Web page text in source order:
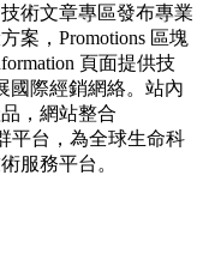
術文章專區發布專業
案，Promotions 區塊
頁面提供技
國際經銷網絡。站內
，網站整合
平台，為全球生命科
服務平台。